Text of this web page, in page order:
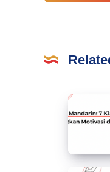
Belajar
Mandarin:
Kiat